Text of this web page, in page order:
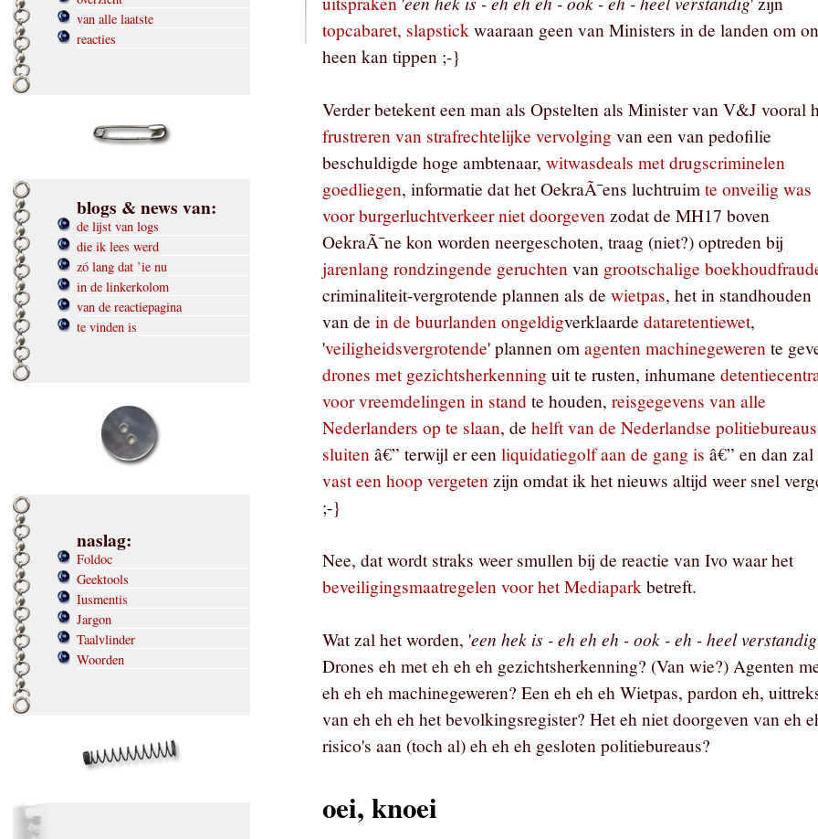
van alle laatste
reacties
blogs & news van:
de lijst van logs
die ik lees werd
zó lang dat ’ie nu
in de linkerkolom
van de reactiepagina
te vinden is
naslag:
Foldoc
Geektools
Iusmentis
Jargon
Taalvlinder
Woorden
topcabaret, slapstick waaraan geen van Ministers in de landen om
heen kan tippen ;-}
Verder betekent een man als Opstelten als Minister van V&J vooral
frustreren van strafrechtelijke vervolging van een van pedofilie
beschuldigde hoge ambtenaar, witwasdeals met drugscriminelen
goedliegen, informatie dat het OekraÃ¯ens luchtruim te onveilig was
voor burgerluchtverkeer niet doorgeven zodat de MH17 boven
OekraÃ¯ne kon worden neergeschoten, traag (niet?) optreden bij
jarenlang rondzingende geruchten van grootschalige
criminaliteit-vergrotende plannen als de wietpas, het in standhouden
van de in de buurlanden ongeldigverklaarde dataretentiewet,
'veiligheidsvergrotende' plannen om agenten machinegeweren te
drones met gezichtsherkenning uit te rusten, inhumane
voor vreemdelingen in stand te houden, reisgegevens van alle
Nederlanders op te slaan, de helft van de Nederlandse politiebureaus
sluiten â€” terwijl er een liquidatiegolf aan de gang is â€” en dan
vast een hoop vergeten zijn omdat ik het nieuws altijd weer snel
;-}
Nee, dat wordt straks weer smullen bij de reactie van Ivo waar het
beveiligingsmaatregelen voor het Mediapark betreft.
Wat zal het worden, 'een hek is - eh eh eh - ook - eh - heel verstandig
Drones eh met eh eh eh gezichtsherkenning? (Van wie?) Agenten
eh eh eh machinegeweren? Een eh eh eh Wietpas, pardon eh,
van eh eh eh het bevolkingsregister? Het eh niet doorgeven van eh
risico's aan (toch al) eh eh eh gesloten politiebureaus?
oei, knoei